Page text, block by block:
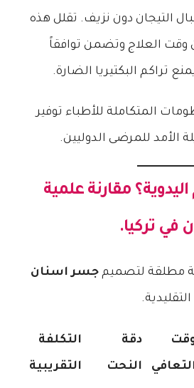
التيجان دون نزيف. تقلل هذه
وقت العلاج وتضمن توافقاً
تراكم البكتيريا الضارة.
المتكاملة للأطباء توفير
الأمد للمرضى الدوليين.
مقارنة علمية
في تركيا.
مطلقة لتصميم جسر اسنان
دقة
النحت
التكلفة
التقريبية